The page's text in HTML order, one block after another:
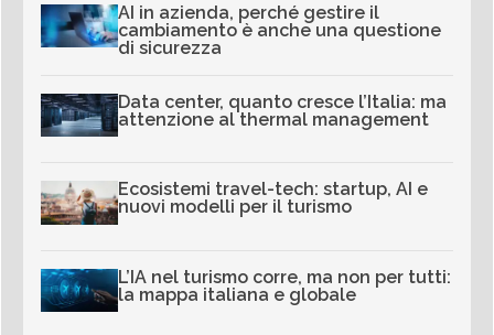
AI in azienda, perché gestire il
cambiamento è anche una questione
di sicurezza
Data center, quanto cresce l’Italia: ma
attenzione al thermal management
Ecosistemi travel-tech: startup, AI e
nuovi modelli per il turismo
L’IA nel turismo corre, ma non per tutti:
la mappa italiana e globale